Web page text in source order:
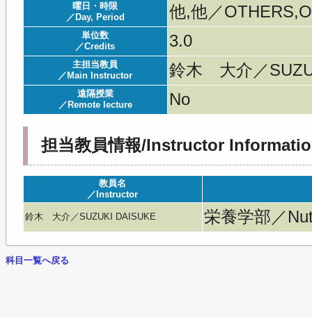
曜日・時限
／Day, Period
他,他／
単位数
／Credits
3.0
主担当教員
／Main Instructor
鈴木 大介／
遠隔授業
／Remote lecture
No
担当教員情報/Instructor
教員名
／Instructor
鈴木 大介／SUZUKI DAISUKE 栄養学部／
科目一覧へ戻る